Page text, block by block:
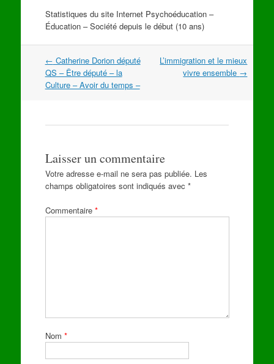
Statistiques du site Internet Psychoéducation –
Éducation – Société depuis le début (10 ans)
Navigation
dans
les
← Catherine Dorion député
QS – Être député – la
Culture – Avoir du temps –
L’immigration et le mieux
vivre ensemble →
Laisser un commentaire
Votre adresse e-mail ne sera pas publiée. Les
champs obligatoires sont indiqués avec *
Commentaire *
Nom *